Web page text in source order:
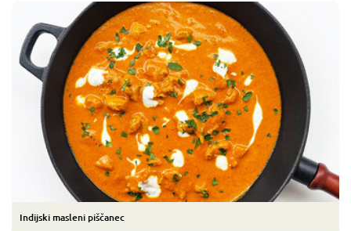
Indijski masleni piščanec